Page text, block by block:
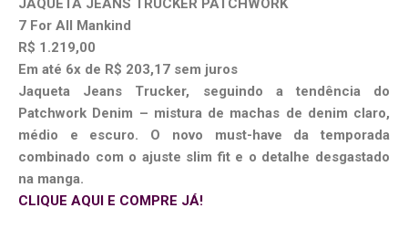
JAQUETA JEANS TRUCKER PATCHWORK
7 For All Mankind
R$ 1.219,00
Em até 6x de R$ 203,17 sem juros
Jaqueta Jeans Trucker, seguindo a tendência do
Patchwork Denim – mistura de machas de denim claro,
médio e escuro. O novo must-have da temporada
combinado com o ajuste slim fit e o detalhe desgastado
na manga.
CLIQUE AQUI E COMPRE JÁ!